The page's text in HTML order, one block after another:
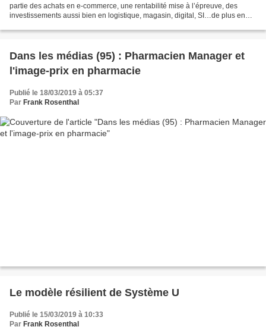
partie des achats en e-commerce, une rentabilité mise à l’épreuve, des
investissements aussi bien en logistique, magasin, digital, SI…de plus en
Dans les médias (95) : Pharmacien Manager et
l'image-prix en pharmacie
Publié le 18/03/2019 à 05:37
Par Frank Rosenthal
Le modèle résilient de Système U
Publié le 15/03/2019 à 10:33
Par Frank Rosenthal